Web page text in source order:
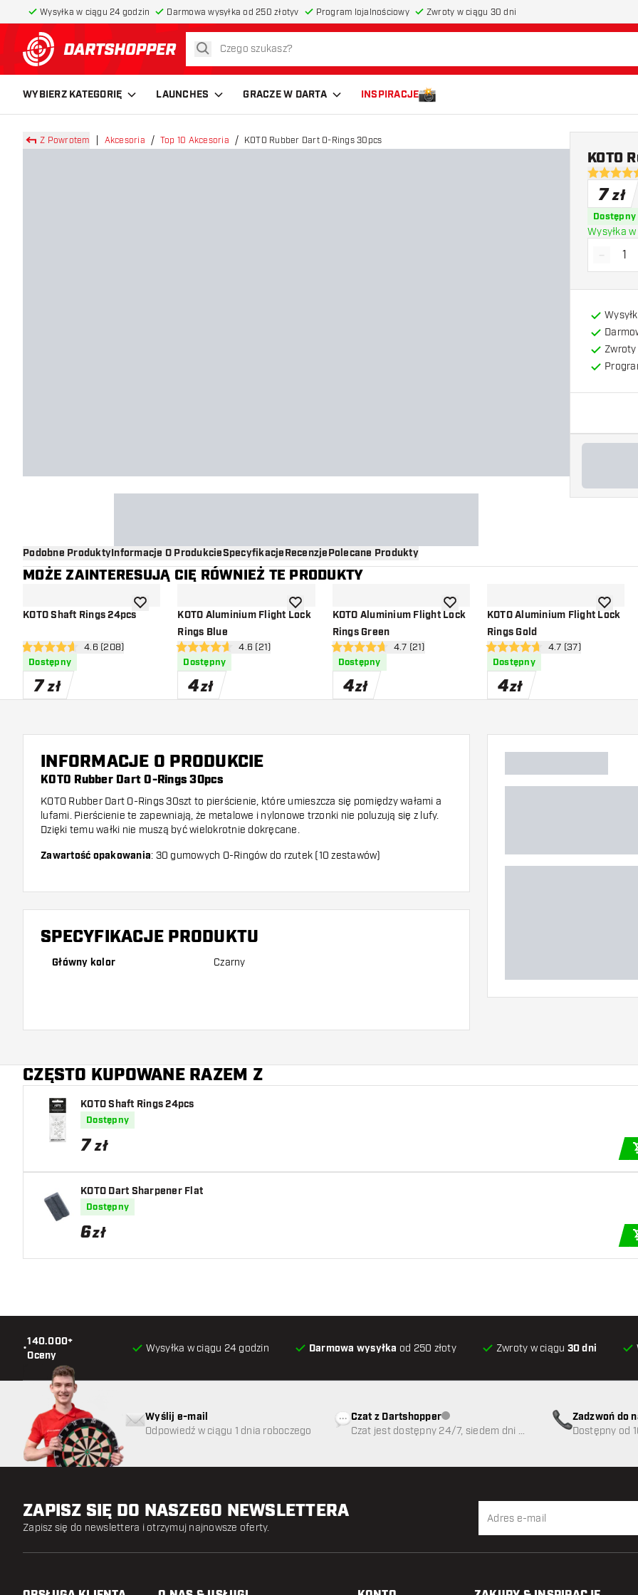
Wysyłka w ciągu 24 godzin Darmowa wysyłka od 250 złotyv Program lojalnościowy Zwroty w ciągu 30 dni
powrót do strony głównej
szukaj
WYBIERZ KATEGORIĘ LAUNCHES GRACZE W DARTA INSPIRACJE
Z Powrotem Akcesoria Top 10 Akcesoria KOTO Rubber Dart O-Rings 30pcs
4.7
KOTO
7 zł
Dostępny
Wysyłka
-
Zwroty
Podobne ProduktyInformacje O ProdukcieSpecyfikacjeRecenzjePolecane Produkty
MOŻE ZAINTERESUJĄ CIĘ RÓWNIEŻ TE PRODUKTY
KOTO Shaft Rings 24pcs
otwórz panel recenzji
4.6 gwiazdki oceny4.6 (208)
Dostępny
7 zł
dodaj do listy życzeńKOTO Aluminium Flight Lock
Rings Blue
otwórz panel recenzji
4.6 gwiazdki oceny
4.6 (21)
Dostępny
4zł
dodaj do listy życzeńKOTO Aluminium Flight Lock
Rings Green
otwórz panel recenzji
4.7 gwiazdki oceny
4.7 (21)
Dostępny
4zł
dodaj do listy życzeńKOTO Aluminium Flight Lock
Rings Gold
otwórz panel
4.7 gwiazdki oceny4.7 (37)
Dostępny
4zł
dodaj
INFORMACJE O PRODUKCIE
KOTO Rubber Dart O-Rings 30pcs
KOTO Rubber Dart O-Rings 30szt to pierścienie, które umieszcza się pomiędzy wałami a
lufami. Pierścienie te zapewniają, że metalowe i nylonowe trzonki nie poluzują się z lufy.
Dzięki temu wałki nie muszą być wielokrotnie dokręcane.
Zawartość opakowania: 30 gumowych O-Ringów do rzutek (10 zestawów)
SPECYFIKACJE PRODUKTU
Główny kolor Czarny
CZĘSTO KUPOWANE RAZEM Z
KOTO Shaft Rings 24pcs
Dostępny
7 zł
KOTO Dart Sharpener Flat
Dostępny
6zł
•
140.000+
Oceny
Wysyłka w ciągu 24 godzin Darmowa wysyłka od 250 złoty Zwroty w ciągu 30 dni
Wyślij e-mail
Odpowiedź w ciągu 1 dnia roboczego
Czat z DartshopperObsługa klienta niedostępna
Czat jest dostępny 24/7, siedem dni w
Zadzwoń do
89
Dostępny od
ZAPISZ SIĘ DO NASZEGO NEWSLETTERA
Zapisz się do newslettera i otrzymuj najnowsze oferty.